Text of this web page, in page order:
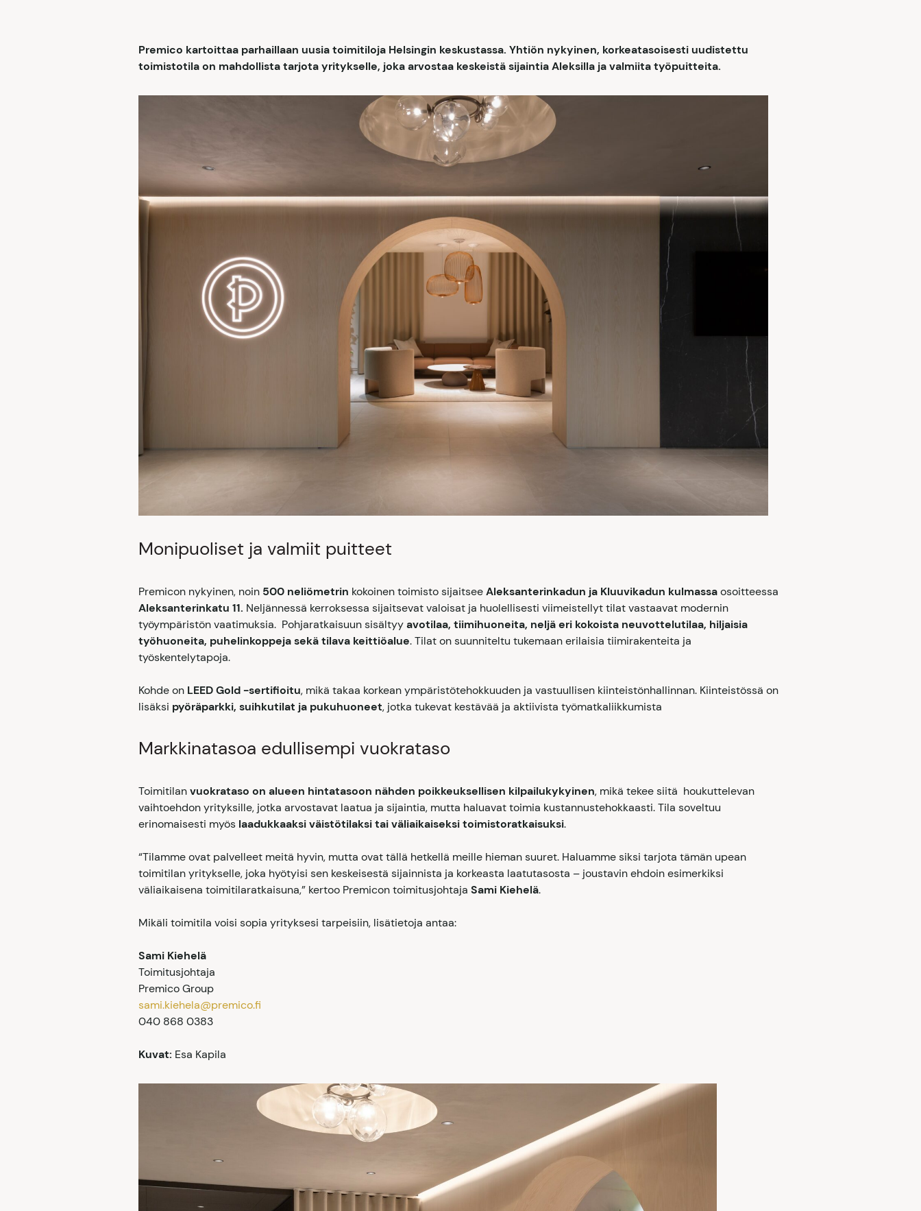
Premico kartoittaa parhaillaan uusia toimitiloja Helsingin keskustassa. Yhtiön nykyinen, korkeatasoisesti uudistettu
toimistotila on mahdollista tarjota yritykselle, joka arvostaa keskeistä sijaintia Aleksilla ja valmiita työpuitteita.
Monipuoliset ja valmiit puitteet
Premicon nykyinen, noin 500 neliömetrin kokoinen toimisto sijaitseeAleksanterinkadun ja Kluuvikadun kulmassaosoitteessa
Aleksanterinkatu 11. Neljännessä kerroksessa sijaitsevat valoisat ja huolellisesti viimeistellyt tilat vastaavat modernin
työympäristön vaatimuksia. Pohjaratkaisuun sisältyyavotilaa, tiimihuoneita, neljä eri kokoista neuvottelutilaa, hiljaisia
työhuoneita, puhelinkoppeja sekä tilava keittiöalue. Tilat on suunniteltu tukemaan erilaisia tiimirakenteita ja
työskentelytapoja.
Kohde on LEED Gold -sertifioitu, mikä takaa korkean ympäristötehokkuuden ja vastuullisen kiinteistönhallinnan. Kiinteistössä on
lisäksi pyöräparkki, suihkutilat ja pukuhuoneet, jotka tukevat kestävää ja aktiivista työmatkaliikkumista
Markkinatasoa edullisempi vuokrataso
Toimitilanvuokrataso on alueen hintatasoon nähden poikkeuksellisen kilpailukykyinen, mikä tekee siitä houkuttelevan
vaihtoehdon yrityksille, jotka arvostavat laatua ja sijaintia, mutta haluavat toimia kustannustehokkaasti. Tila soveltuu
erinomaisesti myös laadukkaaksi väistötilaksi tai väliaikaiseksi toimistoratkaisuksi.
“Tilamme ovat palvelleet meitä hyvin, mutta ovat tällä hetkellä meille hieman suuret. Haluamme siksi tarjota tämän upean
toimitilan yritykselle, joka hyötyisi sen keskeisestä sijainnista ja korkeasta laatutasosta – joustavin ehdoin esimerkiksi
väliaikaisena toimitilaratkaisuna,” kertoo Premicon toimitusjohtaja Sami Kiehelä.
Mikäli toimitila voisi sopia yrityksesi tarpeisiin, lisätietoja antaa:
Sami Kiehelä
Toimitusjohtaja
Premico Group
sami.kiehela@premico.fi
040 868 0383
Kuvat: Esa Kapila